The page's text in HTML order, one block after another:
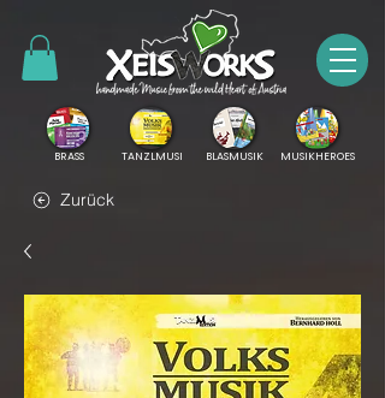
BRASS TANZLMUSI BLASMUSIK MUSIKHEROES
Zurück